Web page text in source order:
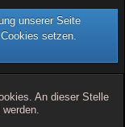
unserer Seite
setzen.
An dieser Stelle